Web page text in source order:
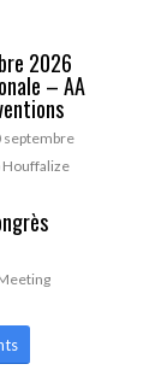
2026
– AA
septembre
Houffalize